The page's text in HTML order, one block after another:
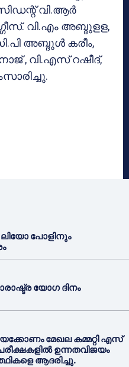
വി.ആര്‍
വി.എം അബ്ദുളള,
അബ്ദുള്‍ കരീം,
, വി.എസ് റഷീദ്,
പോളിനും
യോഗ ദിനം
മേഖല കമ്മറ്റി എസ്
ഉന്നതവിജയം
ആദരിച്ചു.